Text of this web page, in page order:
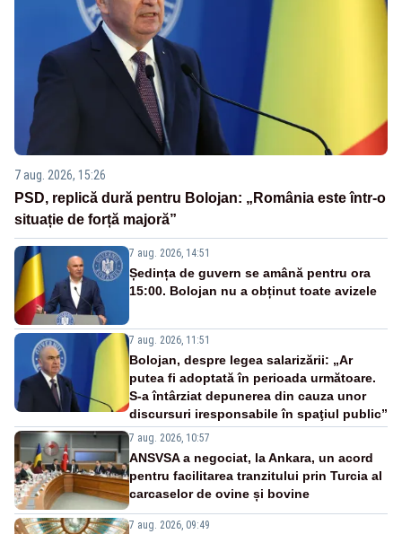
7 aug. 2026, 15:26
PSD, replică dură pentru Bolojan: „România este într-o
situație de forță majoră”
7 aug. 2026, 14:51
Ședința de guvern se amână pentru ora
15:00. Bolojan nu a obținut toate avizele
7 aug. 2026, 11:51
Bolojan, despre legea salarizării: „Ar
putea fi adoptată în perioada următoare.
S-a întârziat depunerea din cauza unor
discursuri iresponsabile în spaţiul public”
7 aug. 2026, 10:57
ANSVSA a negociat, la Ankara, un acord
pentru facilitarea tranzitului prin Turcia al
carcaselor de ovine și bovine
7 aug. 2026, 09:49